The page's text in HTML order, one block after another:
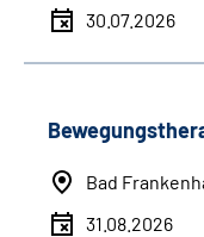
30.07.2026
Bad
31.08.2026